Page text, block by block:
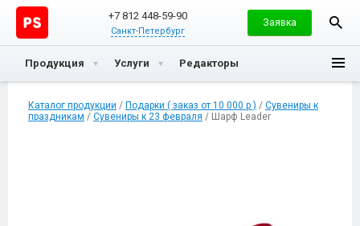
+7 812 448-59-90
Санкт-Петербург
Заявка
Продукция Услуги Редакторы
Каталог продукции / Подарки ( заказ от 10 000 р ) / Сувениры к
праздникам / Сувениры к 23 февраля / Шарф Leader